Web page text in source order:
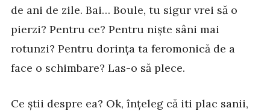
de ani de zile. Bai… Boule, tu sigur vrei să o
pierzi? Pentru ce? Pentru niște sâni mai
rotunzi? Pentru dorința ta feromonică de a
face o schimbare? Las-o să plece.
Ce știi despre ea? Ok, înțeleg că iti plac sanii,